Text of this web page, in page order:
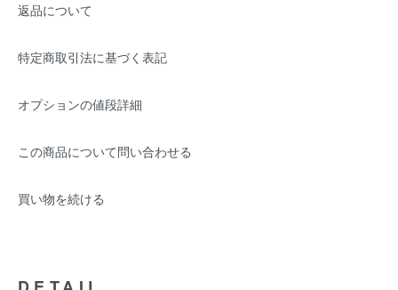
返品について
特定商取引法に基づく表記
オプションの値段詳細
この商品について問い合わせる
買い物を続ける